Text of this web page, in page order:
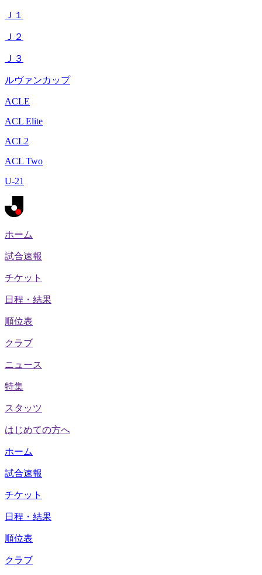
Ｊ１
Ｊ２
Ｊ３
ルヴァンカップ
ACLE
ACL Elite
ACL2
ACL Two
U-21
ホーム
試合速報
チケット
日程・結果
順位表
クラブ
ニュース
特集
スタッツ
はじめての方へ
ホーム
試合速報
チケット
日程・結果
順位表
クラブ